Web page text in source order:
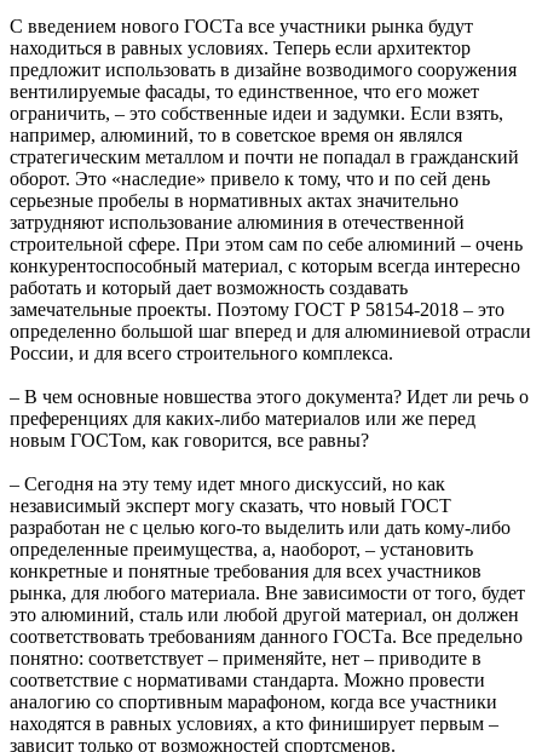
С введением нового ГОСТа все участники рынка будут
находиться в равных условиях. Теперь если архитектор
предложит использовать в дизайне возводимого сооружения
вентилируемые фасады, то единственное, что его может
ограничить, – это собственные идеи и задумки. Если взять,
например, алюминий, то в советское время он являлся
стратегическим металлом и почти не попадал в гражданский
оборот. Это «наследие» привело к тому, что и по сей день
серьезные пробелы в нормативных актах значительно
затрудняют использование алюминия в отечественной
строительной сфере. При этом сам по себе алюминий – очень
конкурентоспособный материал, с которым всегда интересно
работать и который дает возможность создавать
замечательные проекты. Поэтому ГОСТ Р 58154-2018 – это
определенно большой шаг вперед и для алюминиевой отрасли
России, и для всего строительного комплекса.
– В чем основные новшества этого документа? Идет ли речь о
преференциях для каких-либо материалов или же перед
новым ГОСТом, как говорится, все равны?
– Сегодня на эту тему идет много дискуссий, но как
независимый эксперт могу сказать, что новый ГОСТ
разработан не с целью кого-то выделить или дать кому-либо
определенные преимущества, а, наоборот, – установить
конкретные и понятные требования для всех участников
рынка, для любого материала. Вне зависимости от того, будет
это алюминий, сталь или любой другой материал, он должен
соответствовать требованиям данного ГОСТа. Все предельно
понятно: соответствует – применяйте, нет – приводите в
соответствие с нормативами стандарта. Можно провести
аналогию со спортивным марафоном, когда все участники
находятся в равных условиях, а кто финиширует первым –
зависит только от возможностей спортсменов.